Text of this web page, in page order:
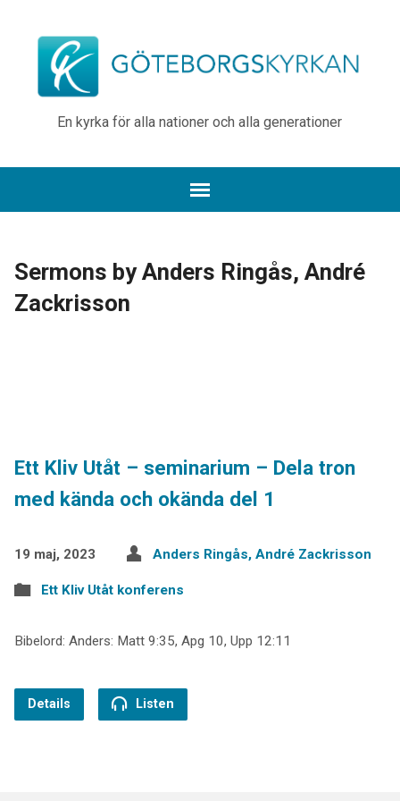
En kyrka för alla nationer och alla generationer
Sermons by Anders Ringås, André
Zackrisson
Ett Kliv Utåt – seminarium – Dela tron
med kända och okända del 1
19 maj, 2023 Anders Ringås, André Zackrisson
Ett Kliv Utåt konferens
Bibelord: Anders: Matt 9:35, Apg 10, Upp 12:11
Details Listen